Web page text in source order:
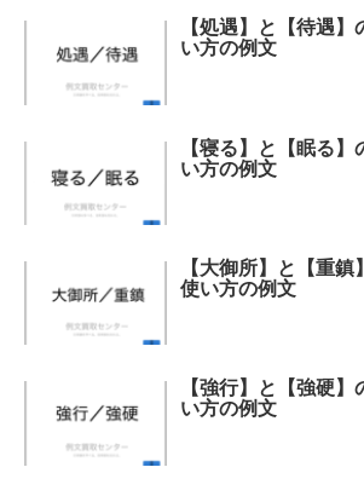
【処遇】と【待遇
い方の例文
【寝る】と【眠る
い方の例文
【大御所】と【重
使い方の例文
【強行】と【強硬
い方の例文